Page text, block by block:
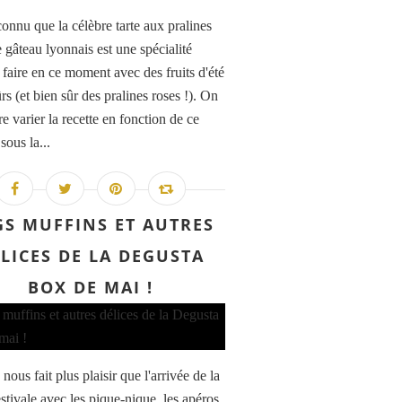
que la célèbre tarte aux pralines
gâteau lyonnais est une spécialité
en ce moment avec des fruits d'été
(et bien sûr des pralines roses !). On
varier la recette en fonction de ce
la...
MUFFINS ET AUTRES
DE LA DEGUSTA
BOX DE MAI !
nous fait plus plaisir que l'arrivée de la
avec les pique-nique, les apéros